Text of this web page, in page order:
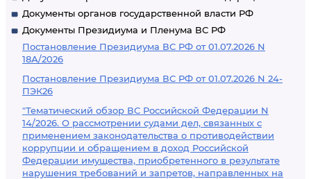
Документы органов государственной власти РФ
Документы Президиума и Пленума ВС РФ
Постановление Президиума ВС РФ от 01.07.2026 N
18А/2026
Постановление Президиума ВС РФ от 01.07.2026 N 24-
ПЭК26
"Тематический обзор ВС Российской Федерации N
14/2026. О рассмотрении судами дел, связанных с
применением законодательства о противодействии
коррупции и обращением в доход Российской
Федерации имущества, приобретенного в результате
нарушения требований и запретов, направленных на